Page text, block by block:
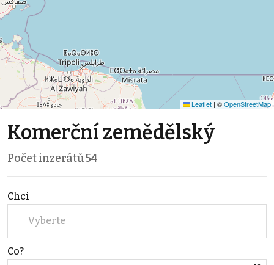
Leaflet | ©OpenStreetMap
Komerční zemědělský
Počet inzerátů54
Chci
Vyberte
Co?